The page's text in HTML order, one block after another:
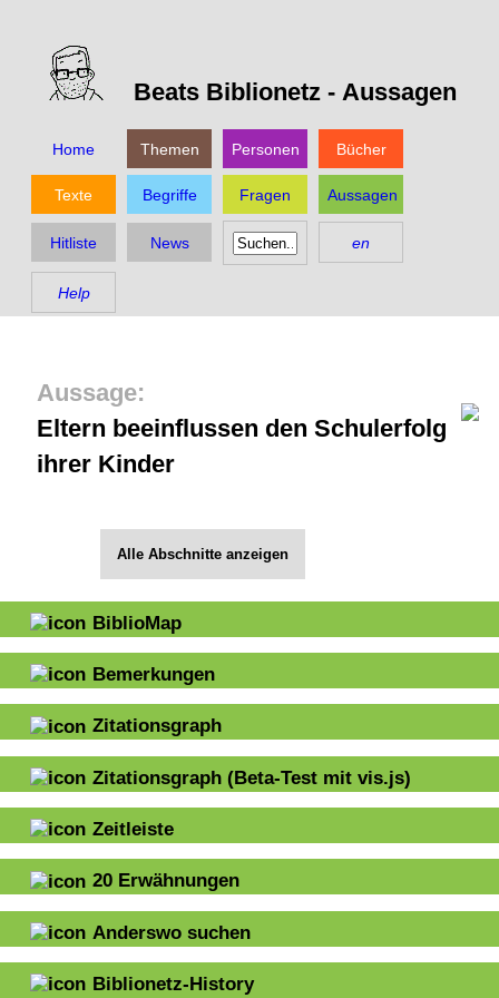
Beats Biblionetz - Aussagen
Home Themen Personen Bücher
Texte Begriffe Fragen Aussagen
Hitliste News en
Help
Eltern beeinflussen den Schulerfolg
ihrer Kinder
Alle Abschnitte anzeigen
BiblioMap
Bemerkungen
Zitationsgraph
Zitationsgraph (Beta-Test mit vis.js)
Zeitleiste
20 Erwähnungen
Anderswo suchen
Biblionetz-History